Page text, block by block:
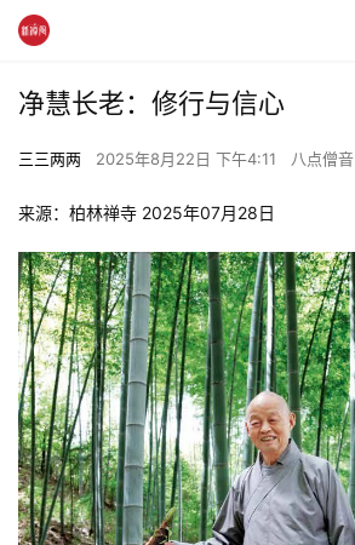
净慧长老：修行与信心
三三两两 2025年8月22日 下午4:11 八点僧音
来源：柏林禅寺 2025年07月28日